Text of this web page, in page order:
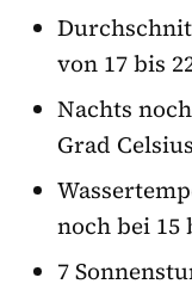
von 17 bis
Nachts
Grad Celsius
noch bei 15
7